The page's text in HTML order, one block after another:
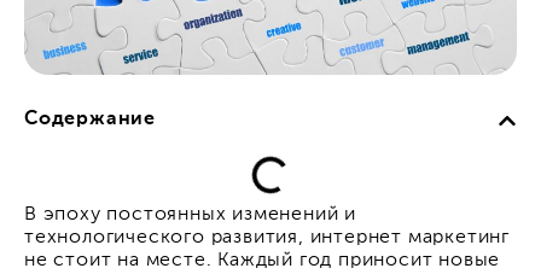
Содержание
В эпоху постоянных изменений и
технологического развития, интернет маркетинг
не стоит на месте. Каждый год приносит новые